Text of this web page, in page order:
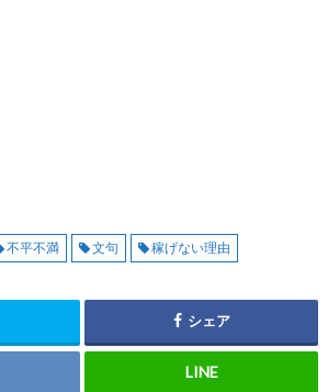
不平不満 文句 稼げない理由
シェア